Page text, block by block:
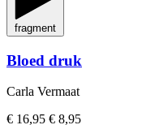
fragment
Bloed druk
Carla Vermaat
€ 16,95 € 8,95